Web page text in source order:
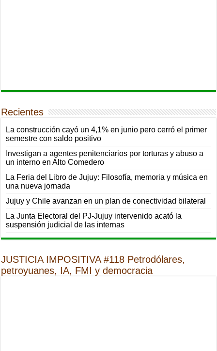
Recientes
La construcción cayó un 4,1% en junio pero cerró el primer
semestre con saldo positivo
Investigan a agentes penitenciarios por torturas y abuso a
un interno en Alto Comedero
La Feria del Libro de Jujuy: Filosofía, memoria y música en
una nueva jornada
Jujuy y Chile avanzan en un plan de conectividad bilateral
La Junta Electoral del PJ-Jujuy intervenido acató la
suspensión judicial de las internas
JUSTICIA IMPOSITIVA #118 Petrodólares,
petroyuanes, IA, FMI y democracia